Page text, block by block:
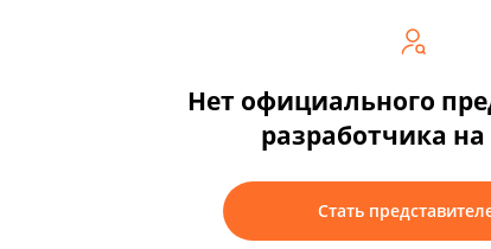
Нет официального
разработчика на
Стать